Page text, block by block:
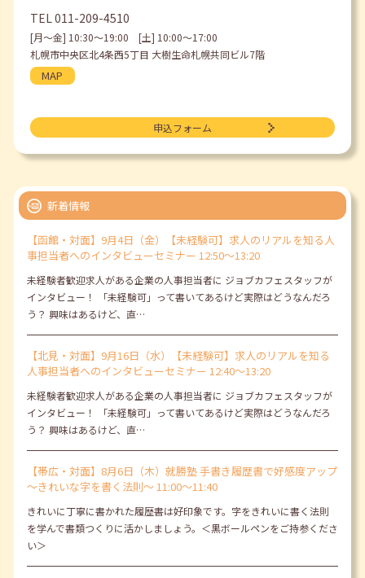
TEL011-209-4510
[月〜金] 10:30〜19:00 [土] 10:00〜17:00
札幌市中央区北4条西5丁目 大樹生命札幌共同ビル7階
MAP
申込フォーム
新着情報
【函館・対面】9月4日（金）【未経験可】求人のリアルを知る人
事担当者へのインタビューセミナー 12:50～13:20
未経験者歓迎求人がある企業の人事担当者に ジョブカフェスタッフが
インタビュー！ 「未経験可」って書いてあるけど実際はどうなんだろ
う？ 興味はあるけど、直…
【北見・対面】9月16日（水）【未経験可】求人のリアルを知る
人事担当者へのインタビューセミナー 12:40～13:20
未経験者歓迎求人がある企業の人事担当者に ジョブカフェスタッフが
インタビュー！ 「未経験可」って書いてあるけど実際はどうなんだろ
う？ 興味はあるけど、直…
【帯広・対面】8月6日（木）就勝塾 手書き履歴書で好感度アップ
～きれいな字を書く法則～ 11:00～11:40
きれいに丁寧に書かれた履歴書は好印象です。字をきれいに書く法則
を学んで書類つくりに活かしましょう。＜黒ボールペンをご持参くださ
い＞